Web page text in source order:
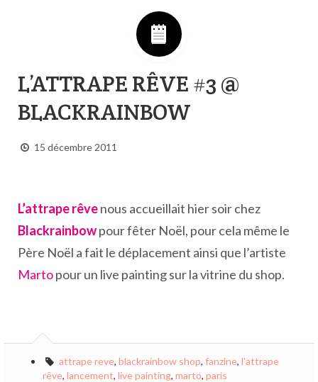
L’ATTRAPE RÊVE #3 @
BLACKRAINBOW
15 décembre 2011
L’attrape rêvenous accueillait hier soir chez
Blackrainbowpour fêter Noël, pour cela même le
Père Noël a fait le déplacement ainsi que l’artiste
Martopour un live painting sur la vitrine du shop.
attrape reve, blackrainbow shop, fanzine, l'attrape
rêve, lancement, live painting, marto, paris